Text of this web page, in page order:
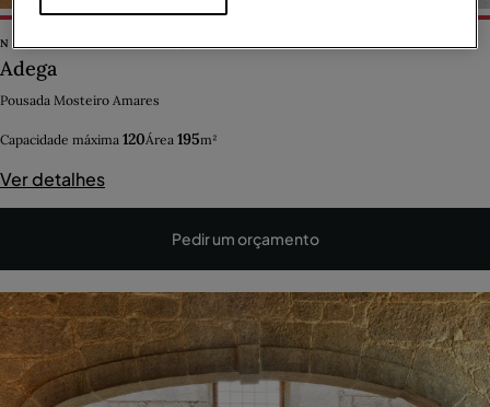
NORTE DE PORTUGAL
Adega
Pousada Mosteiro Amares
Capacidade máxima 120Área 195m²
Ver detalhes
Pedir um orçamento